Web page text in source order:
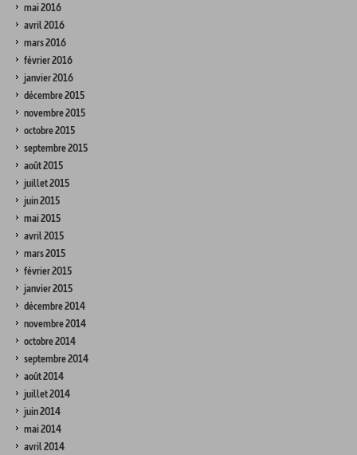
mai 2016
avril 2016
mars 2016
février 2016
janvier 2016
décembre 2015
novembre 2015
octobre 2015
septembre 2015
août 2015
juillet 2015
juin 2015
mai 2015
avril 2015
mars 2015
février 2015
janvier 2015
décembre 2014
novembre 2014
octobre 2014
septembre 2014
août 2014
juillet 2014
juin 2014
mai 2014
avril 2014